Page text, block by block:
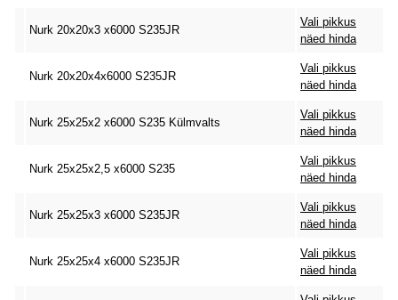
Nurk 20x20x3 x6000 S235JR
Vali pikkus
näed hinda
Nurk 20x20x4x6000 S235JR
Vali pikkus
näed hinda
Nurk 25x25x2 x6000 S235 Külmvalts
Vali pikkus
näed hinda
Nurk 25x25x2,5 x6000 S235
Vali pikkus
näed hinda
Nurk 25x25x3 x6000 S235JR
Vali pikkus
näed hinda
Nurk 25x25x4 x6000 S235JR
Vali pikkus
näed hinda